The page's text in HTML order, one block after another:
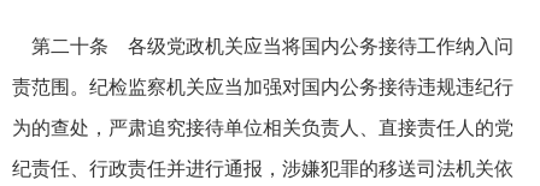
第二十条 各级党政机关应当将国内公务接待工作纳入问
责范围。纪检监察机关应当加强对国内公务接待违规违纪行
为的查处，严肃追究接待单位相关负责人、直接责任人的党
纪责任、行政责任并进行通报，涉嫌犯罪的移送司法机关依